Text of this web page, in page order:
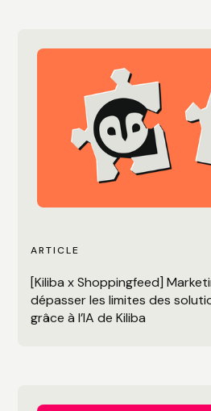
ARTICLE
[Kiliba x Shoppingfeed]
dépasser les limites des
grâce à l’IA de Kiliba